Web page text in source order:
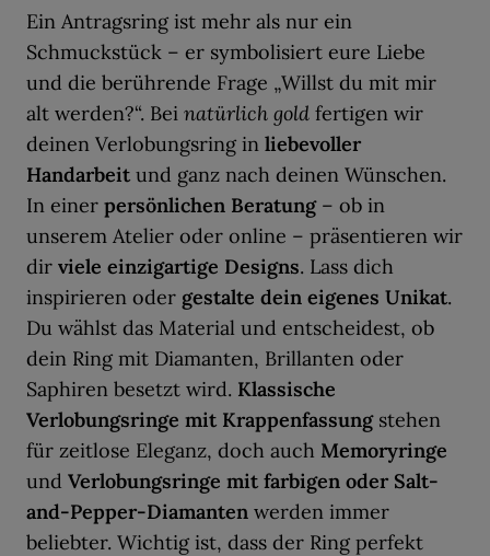
Ein Antragsring ist mehr als nur ein
Schmuckstück – er symbolisiert eure Liebe
und die berührende Frage „Willst du mit mir
alt werden?“. Bei natürlich gold fertigen wir
deinen Verlobungsring in liebevoller
Handarbeit und ganz nach deinen Wünschen.
In einer persönlichen Beratung– ob in
unserem Atelier oder online – präsentieren wir
dir viele einzigartige Designs. Lass dich
inspirieren oder gestalte dein eigenes Unikat.
Du wählst das Material und entscheidest, ob
dein Ring mit Diamanten, Brillanten oder
Saphiren besetzt wird. Klassische
Verlobungsringe mit Krappenfassung stehen
für zeitlose Eleganz, doch auch Memoryringe
und Verlobungsringe mit farbigen oder Salt-
and-Pepper-Diamanten werden immer
beliebter. Wichtig ist, dass der Ring perfekt